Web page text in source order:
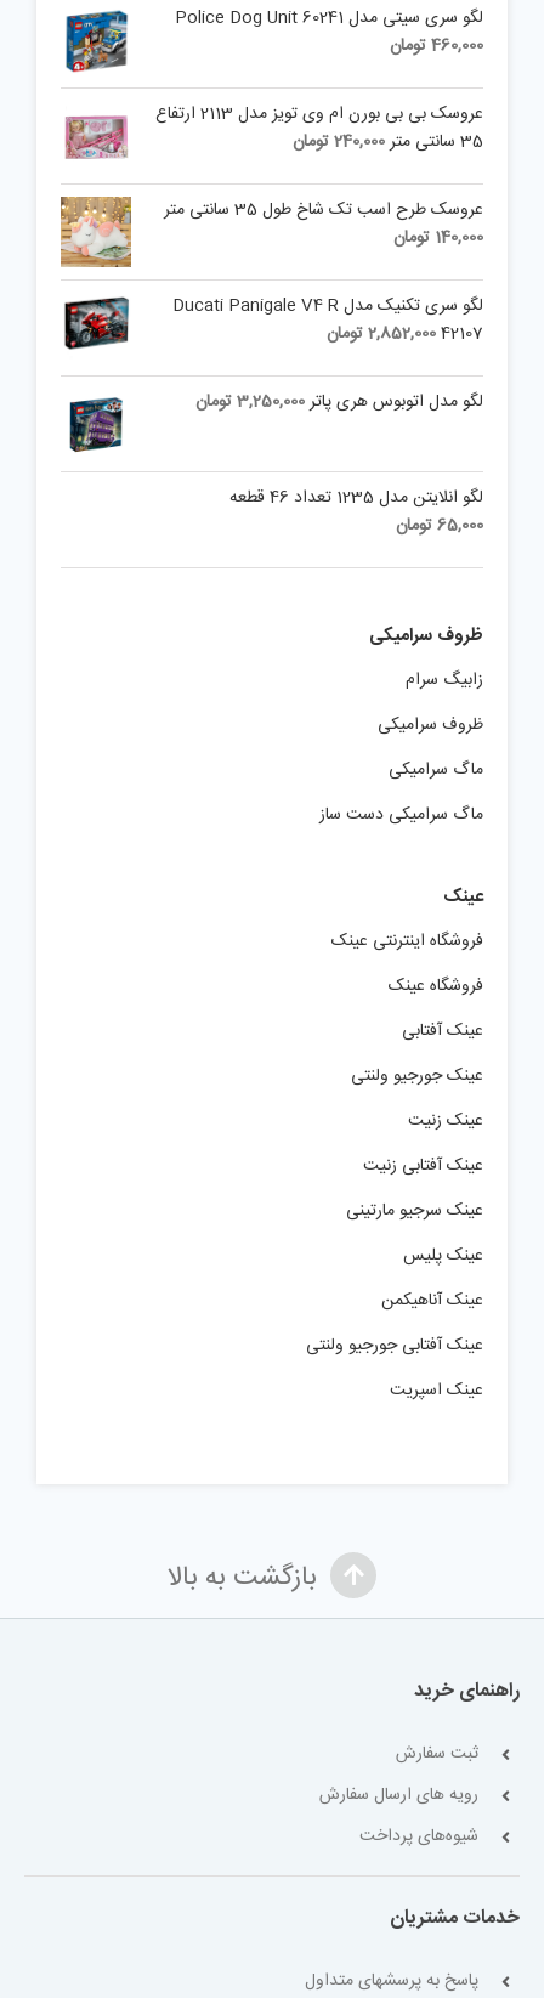
لگو سری سیتی مدل 60241 Police Dog Unit
460,000تومان
عروسک بی بی بورن ام وی تویز مدل 2113 ارتفاع
35 سانتی متر
240,000تومان
عروسک طرح اسب تک شاخ طول 35 سانتی متر
140,000 تومان
لگو سری تکنیک مدل Ducati Panigale V4 R
42107
2,852,000تومان
لگو مدل اتوبوس هری پاتر3,250,000تومان
لگو انلایتن مدل 1235 تعداد 46 قطعه
65,000تومان
ظروف سرامیکی
زابیگ سرام
ظروف سرامیکی
ماگ سرامیکی
ماگ سرامیکی دست ساز
عینک
فروشگاه اینترنتی عینک
فروشگاه عینک
عینک آفتابی
عینک جورجیو ولنتی
عینک زنیت
عینک آفتابی زنیت
عینک سرجیو مارتینی
عینک پلیس
عینک آناهیکمن
عینک آفتابی جورجیو ولنتی
عینک اسپریت
بازگشت به بالا
راهنمای خرید
ثبت سفارش
رویه های ارسال سفارش
شیوه‌های پرداخت
خدمات مشتریان
پاسخ به پرسشهای متداول